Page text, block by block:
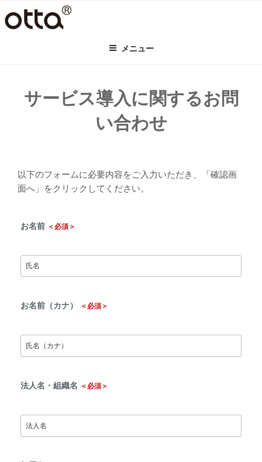
ン
メニュー
サービス導入に関するお問
い合わせ
以下のフォームに必要内容をご入力いただき、「確認画
面へ」をクリックしてください。
お名前 ＜必須＞
お名前（カナ） ＜必須＞
法人名・組織名 ＜必須＞